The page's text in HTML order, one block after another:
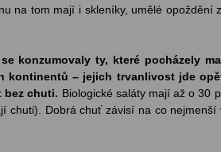
na tom mají i skleníky, umělé opoždění
konzumovaly ty, které pocházely
kontinentů – jejich trvanlivost jde
bez chuti. Biologické saláty mají až o 30
chuti). Dobrá chuť závisí na co